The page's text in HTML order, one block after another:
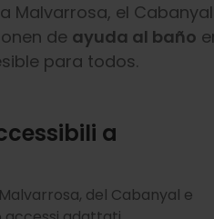
Malvarrosa, el
de ayuda al baño
para todos.
a
del Cabanyal e